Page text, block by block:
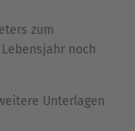
zum
noch
Unterlagen